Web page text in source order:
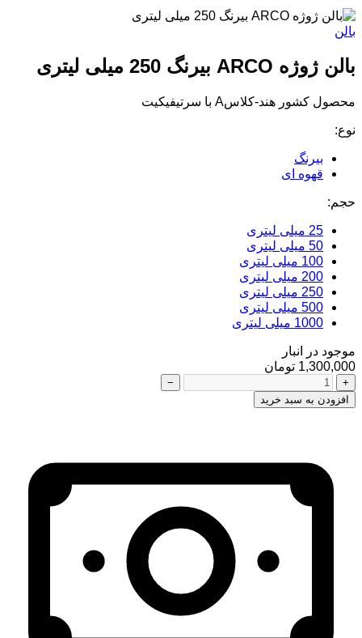
بالن
بالن ژوژه ARCO بیرنگ 250 میلی لیتری
محصول کشور هند-کلاسA با سرتیفیکیت
نوع:
بیرنگ
قهوه ای
حجم:
25 میلی لیتری
50 میلی لیتری
100 میلی لیتری
200 میلی لیتری
250 میلی لیتری
500 میلی لیتری
1000 میلی لیتری
موجود در انبار
1,300,000 تومان
+
−
افزودن به سبد خرید